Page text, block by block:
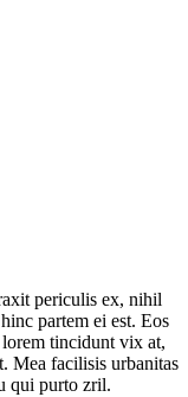
periculis ex, nihil
partem ei est. Eos
tincidunt vix at,
Mea facilisis urbanitas
qui purto zril.